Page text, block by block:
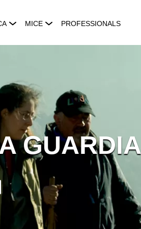
MICE PROFESSIONALS
GUARDIA